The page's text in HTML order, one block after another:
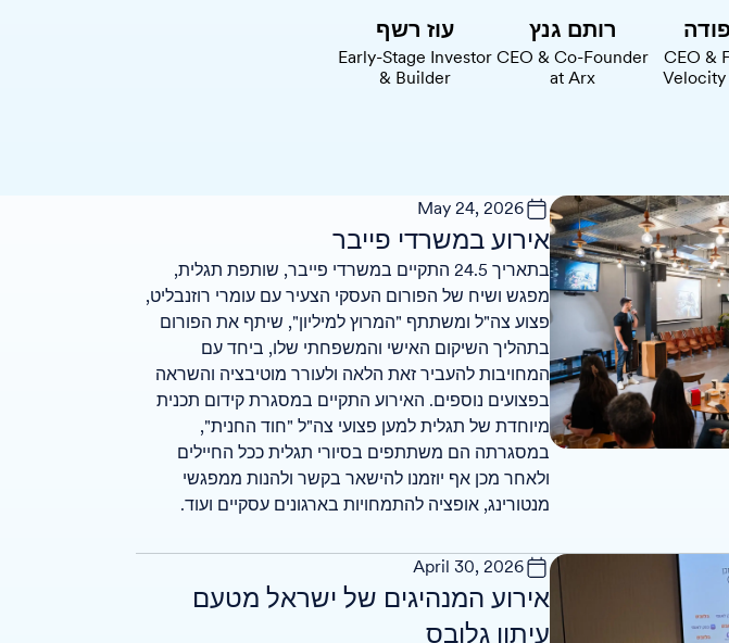
CEO &
רותם גנץ
CEO & Co-Founder
at Arx
עוז רשף
Early-Stage Investor
& Builder
May 24, 2026
אירוע במשרדי פייבר
בתאריך 24.5 התקיים במשרדי פייבר, שותפת תגלית,
מפגש ושיח של הפורום העסקי הצעיר עם עומרי רוזנבליט,
פצוע צה"ל ומשתתף "המרוץ למיליון", שיתף את הפורום
בתהליך השיקום האישי והמשפחתי שלו, ביחד עם
המחויבות להעביר זאת הלאה ולעורר מוטיבציה והשראה
בפצועים נוספים. האירוע התקיים במסגרת קידום תכנית
מיוחדת של תגלית למען פצועי צה"ל "חוד החנית",
במסגרתה הם משתתפים בסיורי תגלית ככל החיילים
ולאחר מכן אף יוזמנו להישאר בקשר ולהנות ממפגשי
מנטורינג, אופציה להתמחויות בארגונים עסקיים ועוד.
April 30, 2026
אירוע המנהיגים של ישראל מטעם
עיתון גלובס